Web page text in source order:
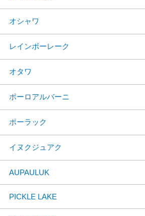
オシャワ
レインボーレーク
オタワ
ポーロアルバーニ
ポーラック
イヌクジュアク
AUPAULUK
PICKLE LAKE